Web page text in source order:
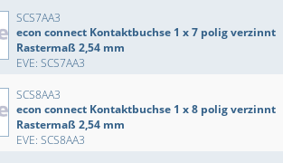
SCS7AA3
econ connect Kontaktbuchse 1 x 7 polig verzinnt
Rastermaß 2,54 mm
EVE: SCS7AA3
SCS8AA3
econ connect Kontaktbuchse 1 x 8 polig verzinnt
Rastermaß 2,54 mm
EVE: SCS8AA3